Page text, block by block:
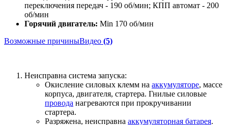
переключения передач - 190 об/мин; КПП автомат - 200
об/мин
Горячий двигатель: Min 170 об/мин
Возможные причиныВидео (5)
Неисправна система запуска:
Окисление силовых клемм на аккумуляторе, массе
корпуса, двигателя, стартера. Гнилые силовые
провода нагреваются при прокручивании
стартера.
Разряжена, неисправна аккумуляторная батарея.